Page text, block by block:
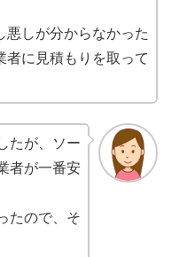
悪しが分からなかった
者に見積もりを取って
たが、ソー
者が一番安
たので、そ